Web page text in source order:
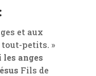
et aux
tout-petits. »
les anges
Fils de